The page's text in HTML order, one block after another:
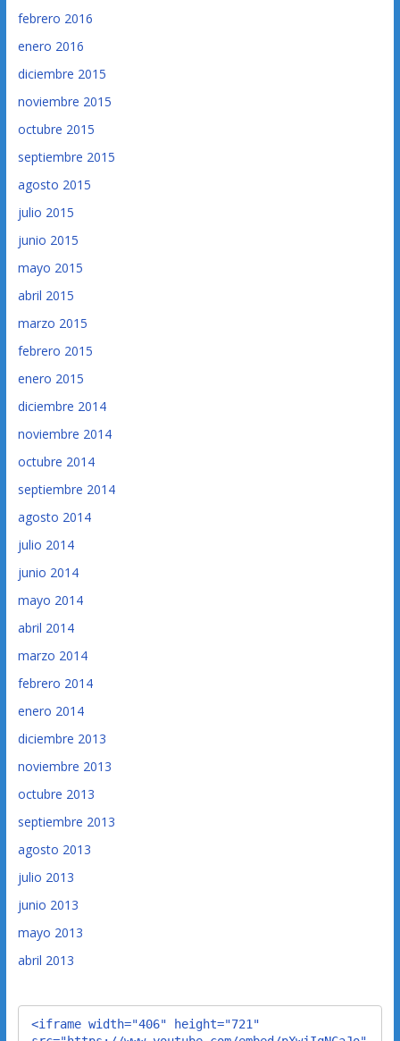
febrero 2016
enero 2016
diciembre 2015
noviembre 2015
octubre 2015
septiembre 2015
agosto 2015
julio 2015
junio 2015
mayo 2015
abril 2015
marzo 2015
febrero 2015
enero 2015
diciembre 2014
noviembre 2014
octubre 2014
septiembre 2014
agosto 2014
julio 2014
junio 2014
mayo 2014
abril 2014
marzo 2014
febrero 2014
enero 2014
diciembre 2013
noviembre 2013
octubre 2013
septiembre 2013
agosto 2013
julio 2013
junio 2013
mayo 2013
abril 2013
<iframe width="406" height="721"